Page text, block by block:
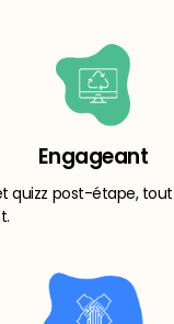
Engageant
quizz post-étape,